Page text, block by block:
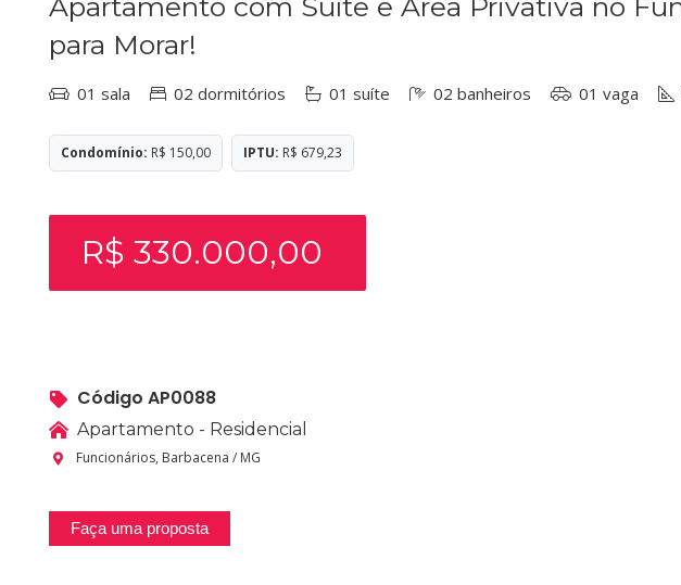
Apartamento com Suíte e Área Privativa no
para Morar!
01 sala 02 dormitórios 01 suíte 02 banheiros 01 vaga
Condomínio: R$ 150,00 IPTU: R$ 679,23
R$ 330.000,00
Código AP0088
Apartamento - Residencial
Funcionários, Barbacena / MG
Faça uma proposta